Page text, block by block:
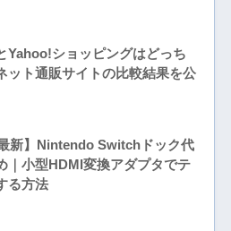
Yahoo!ショッピングはどっち
ット通販サイトの比較結果を公
最新】Nintendo Switchドック代
｜小型HDMI変換アダプタでテ
る方法